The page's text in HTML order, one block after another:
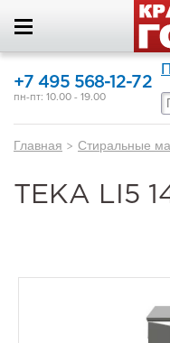
+7 495 568-12-72
пн-пт: 10.00 - 19.00
Главная > Стиральные
TEKA LI5